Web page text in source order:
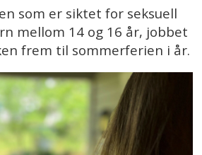
som er siktet for seksuell
mellom 14 og 16 år, jobbet
frem til sommerferien i år.